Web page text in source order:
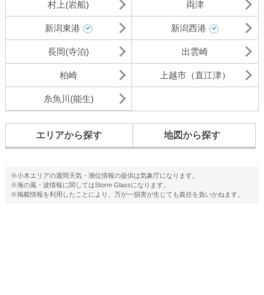
村上(岩船) 両津
新潟東港 新潟西港
長岡(寺泊) 出雲崎
柏崎 上越市（直江津）
糸魚川(能生)
エリアから探す 地図から探す
※小木エリアの週間天気・潮位情報の提供は気象庁になります。
※海の風・波情報に関してはStorm Glassになります。
※掲載情報を利用したことにより、万が一損害が生じても責任を負いかねます。